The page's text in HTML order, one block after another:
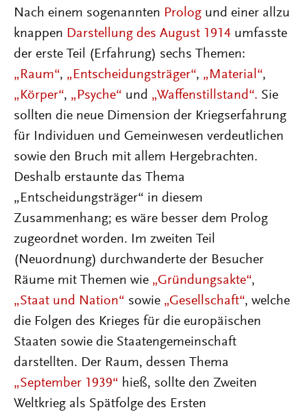
Nach einem sogenannten Prolog und einer allzu
knappen Darstellung des August 1914 umfasste
der erste Teil (Erfahrung) sechs Themen:
„Raum“, „Entscheidungsträger“, „Material“,
„Körper“, „Psyche“ und „Waffenstillstand“. Sie
sollten die neue Dimension der Kriegserfahrung
für Individuen und Gemeinwesen verdeutlichen
sowie den Bruch mit allem Hergebrachten.
Deshalb erstaunte das Thema
„Entscheidungsträger“ in diesem
Zusammenhang; es wäre besser dem Prolog
zugeordnet worden. Im zweiten Teil
(Neuordnung) durchwanderte der Besucher
Räume mit Themen wie „Gründungsakte“,
„Staat und Nation“ sowie „Gesellschaft“, welche
die Folgen des Krieges für die europäischen
Staaten sowie die Staatengemeinschaft
darstellten. Der Raum, dessen Thema
„September 1939“ hieß, sollte den Zweiten
Weltkrieg als Spätfolge des Ersten